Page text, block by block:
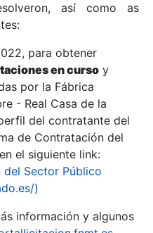
así como as
para obtener
en curso y
por la Fábrica
- Real Casa de la
del contratante del
de Contratación del
el siguiente link:
Sector Público
)
información y algunos